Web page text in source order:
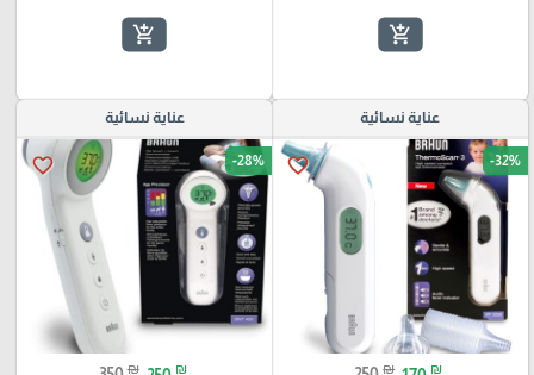
add_shopping_cart
add_shopping_cart
عناية نسائية
favorite_border -32%
₪ ₪
عناية نسائية
favorite_border -28%
₪ ₪